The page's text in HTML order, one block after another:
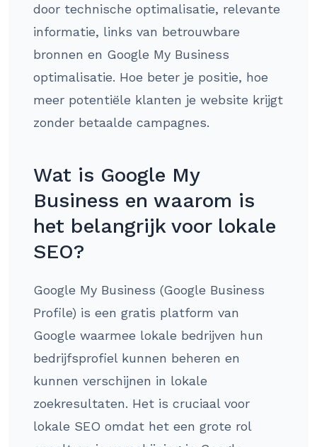
door technische optimalisatie, relevante
informatie, links van betrouwbare
bronnen en Google My Business
optimalisatie. Hoe beter je positie, hoe
meer potentiële klanten je website krijgt
zonder betaalde campagnes.
Wat is Google My
Business en waarom is
het belangrijk voor lokale
SEO?
Google My Business (Google Business
Profile) is een gratis platform van
Google waarmee lokale bedrijven hun
bedrijfsprofiel kunnen beheren en
kunnen verschijnen in lokale
zoekresultaten. Het is cruciaal voor
lokale SEO omdat het een grote rol